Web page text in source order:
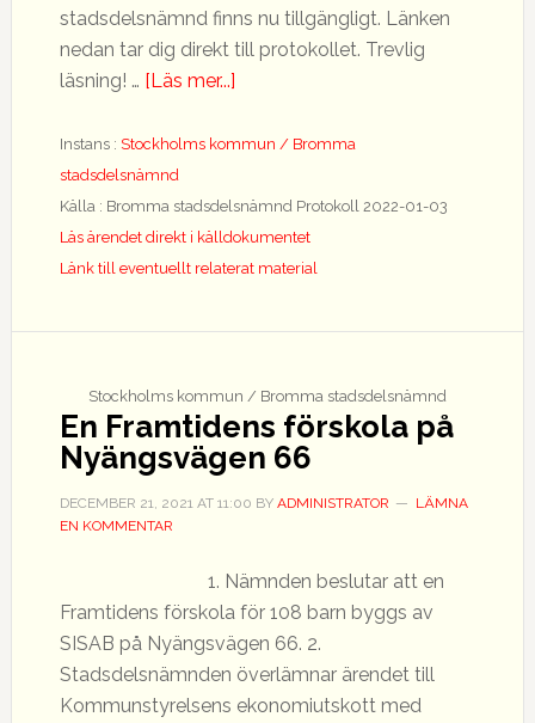
stadsdelsnämnd finns nu tillgängligt. Länken
nedan tar dig direkt till protokollet. Trevlig
läsning! … [Läs mer...]om
protokoll
Instans : Stockholms kommun / Bromma
stadsdelsnämnd
Källa : Bromma stadsdelsnämnd Protokoll 2022-01-03
Läs ärendet direkt i källdokumentet
Länk till eventuellt relaterat material
Stockholms kommun / Bromma stadsdelsnämnd
En Framtidens förskola på
Nyängsvägen 66
DECEMBER 21, 2021AT 11:00 BY ADMINISTRATOR
LÄMNA
EN KOMMENTAR
1. Nämnden beslutar att en
Framtidens förskola för 108 barn byggs av
SISAB på Nyängsvägen 66. 2.
Stadsdelsnämnden överlämnar ärendet till
Kommunstyrelsens ekonomiutskott med